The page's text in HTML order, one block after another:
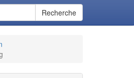
Recherche